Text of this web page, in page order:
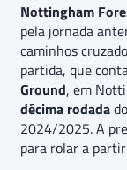
Nottingham
pela jornada
caminhos
partida, que
Ground, em
décima rodadado
2024/2025. A
para rolar a